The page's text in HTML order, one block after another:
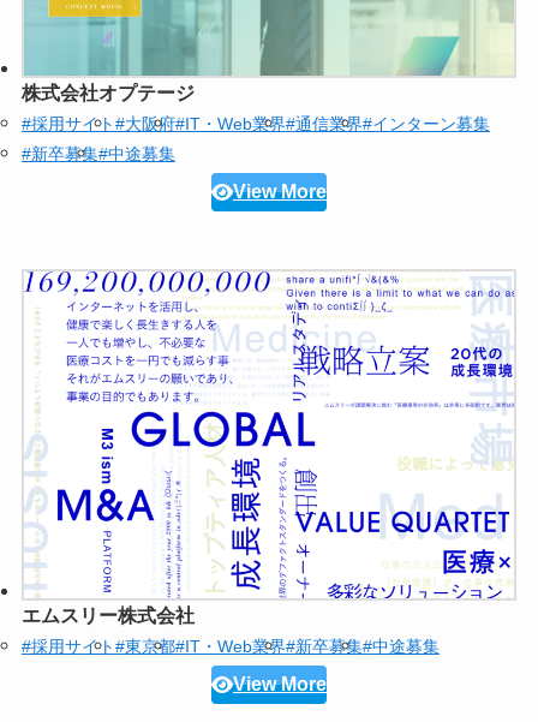
株式会社オプテージ
#採用サイト#大阪府#IT・Web業界#通信業界#インターン募集
#新卒募集#中途募集
View More
エムスリー株式会社
#採用サイト#東京都#IT・Web業界#新卒募集#中途募集
View More